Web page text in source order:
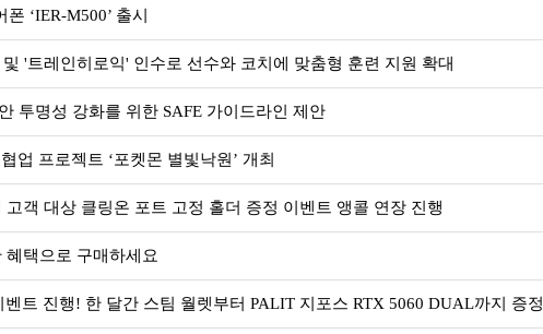
‘IER-M500’ 출시
'트레인히로익' 인수로 선수와 코치에 맞춤형 훈련 지원 확대
투명성 강화를 위한 SAFE 가이드라인 제안
업 프로젝트 ‘포켓몬 별빛낙원’ 개최
객 대상 클링온 포트 고정 홀더 증정 이벤트 앵콜 연장 진행
혜택으로 구매하세요
트 진행! 한 달간 스팀 월렛부터 PALIT 지포스 RTX 5060 DUAL까지 증정